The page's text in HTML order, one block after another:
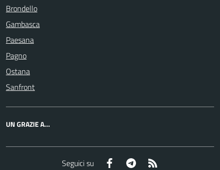
Brondello
Gambasca
Paesana
Pagno
Ostana
Sanfront
UN GRAZIE A...
Seguici su Facebook Telegram